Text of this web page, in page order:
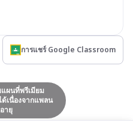
การแชร์ Google Classroom
ผนที่พรีเมียม
ด้เนื่องจากแพลน
ายุ